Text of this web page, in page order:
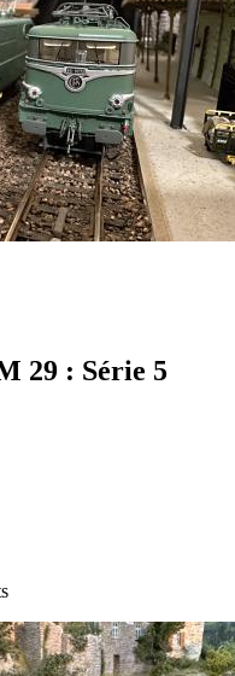
29 : Série 5